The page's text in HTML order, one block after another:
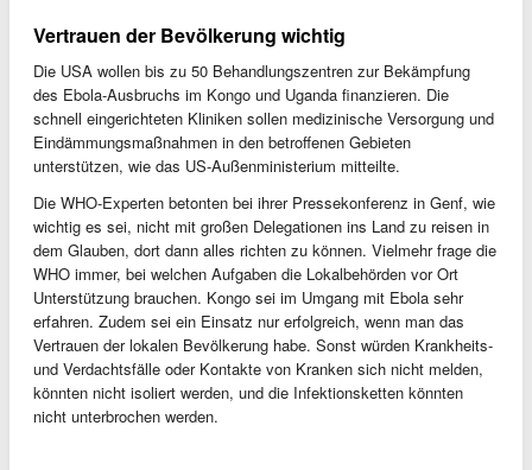
Vertrauen der Bevölkerung wichtig
Die USA wollen bis zu 50 Behandlungszentren zur Bekämpfung
des Ebola-Ausbruchs im Kongo und Uganda finanzieren. Die
schnell eingerichteten Kliniken sollen medizinische Versorgung und
Eindämmungsmaßnahmen in den betroffenen Gebieten
unterstützen, wie das US-Außenministerium mitteilte.
Die WHO-Experten betonten bei ihrer Pressekonferenz in Genf, wie
wichtig es sei, nicht mit großen Delegationen ins Land zu reisen in
dem Glauben, dort dann alles richten zu können. Vielmehr frage die
WHO immer, bei welchen Aufgaben die Lokalbehörden vor Ort
Unterstützung brauchen. Kongo sei im Umgang mit Ebola sehr
erfahren. Zudem sei ein Einsatz nur erfolgreich, wenn man das
Vertrauen der lokalen Bevölkerung habe. Sonst würden Krankheits-
und Verdachtsfälle oder Kontakte von Kranken sich nicht melden,
könnten nicht isoliert werden, und die Infektionsketten könnten
nicht unterbrochen werden.